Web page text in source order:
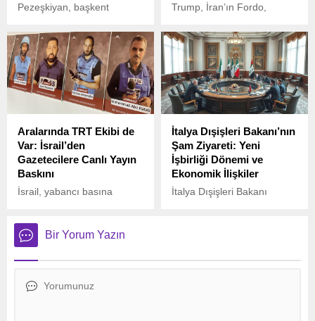
Pezeşkiyan, başkent
milyar dolarlık bir enerji
yatırım projesinin imza
töreninde, ülkedeki ciddi
enerji ve su krizine dikkat
çekti.
Trump, İran’ın Fordo,
nükleer tesislerine yönelik
“son derece başarılı” bir
saldırı gerçekleştirdiklerini
duyurdu. ABD’nin kullandığı
B-2 bombardıman uçakları
hedeflere sığınak delici
Aralarında TRT Ekibi de
Var: İsrail’den
Gazetecilere Canlı Yayın
Baskını
İsrail, yabancı basına
Güvenlik Bakanı Itamar
Ben-Gvir’in talimatıyla, İsrail
polisi ve istihbarat birimleri,
yabancı televizyon
İtalya Dışişleri Bakanı’nın
Şam Ziyareti: Yeni
İşbirliği Dönemi ve
Ekonomik İlişkiler
İtalya Dışişleri Bakanı
ile bir araya gelerek, iki ülke
Bir Yorum Yazın